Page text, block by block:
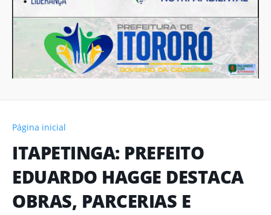
Página inicial
ITAPETINGA: PREFEITO
EDUARDO HAGGE DESTACA
OBRAS, PARCERIAS E